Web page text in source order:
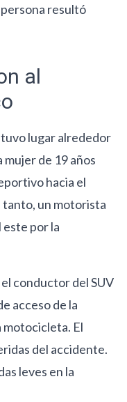
resultó
al
tuvo lugar alrededor
mujer de 19 años
hacia el
un motorista
este por la
conductor del SUV
acceso de la
El
del accidente.
leves en la